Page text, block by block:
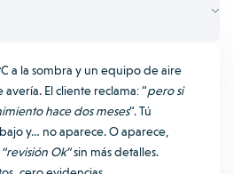
a la sombra y un equipo de aire
El cliente reclama: “pero si
hace dos meses“.Tú
y… no aparece. O aparece,
“revisión Ok”sin más detalles.